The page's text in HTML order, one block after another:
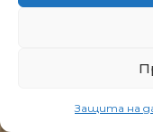
Защита на
Тръстеник 5857,